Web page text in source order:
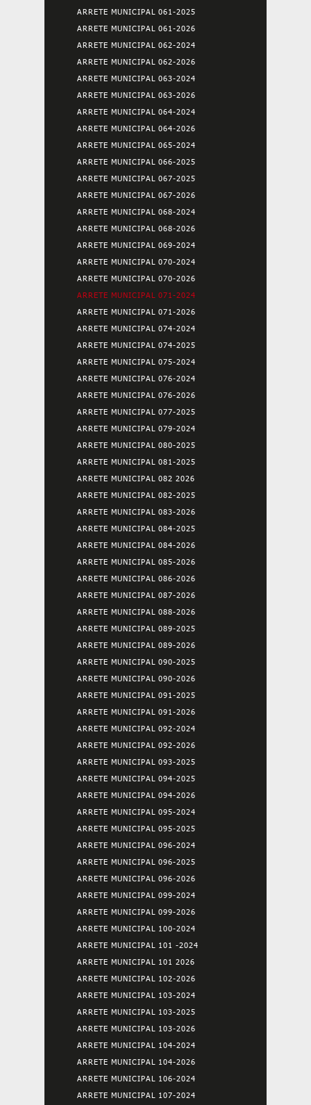
ARRETE MUNICIPAL 061-2025
ARRETE MUNICIPAL 061-2026
ARRETE MUNICIPAL 062-2024
ARRETE MUNICIPAL 062-2026
ARRETE MUNICIPAL 063-2024
ARRETE MUNICIPAL 063-2026
ARRETE MUNICIPAL 064-2024
ARRETE MUNICIPAL 064-2026
ARRETE MUNICIPAL 065-2024
ARRETE MUNICIPAL 066-2025
ARRETE MUNICIPAL 067-2025
ARRETE MUNICIPAL 067-2026
ARRETE MUNICIPAL 068-2024
ARRETE MUNICIPAL 068-2026
ARRETE MUNICIPAL 069-2024
ARRETE MUNICIPAL 070-2024
ARRETE MUNICIPAL 070-2026
ARRETE MUNICIPAL 071-2024
ARRETE MUNICIPAL 071-2026
ARRETE MUNICIPAL 074-2024
ARRETE MUNICIPAL 074-2025
ARRETE MUNICIPAL 075-2024
ARRETE MUNICIPAL 076-2024
ARRETE MUNICIPAL 076-2026
ARRETE MUNICIPAL 077-2025
ARRETE MUNICIPAL 079-2024
ARRETE MUNICIPAL 080-2025
ARRETE MUNICIPAL 081-2025
ARRETE MUNICIPAL 082 2026
ARRETE MUNICIPAL 082-2025
ARRETE MUNICIPAL 083-2026
ARRETE MUNICIPAL 084-2025
ARRETE MUNICIPAL 084-2026
ARRETE MUNICIPAL 085-2026
ARRETE MUNICIPAL 086-2026
ARRETE MUNICIPAL 087-2026
ARRETE MUNICIPAL 088-2026
ARRETE MUNICIPAL 089-2025
ARRETE MUNICIPAL 089-2026
ARRETE MUNICIPAL 090-2025
ARRETE MUNICIPAL 090-2026
ARRETE MUNICIPAL 091-2025
ARRETE MUNICIPAL 091-2026
ARRETE MUNICIPAL 092-2024
ARRETE MUNICIPAL 092-2026
ARRETE MUNICIPAL 093-2025
ARRETE MUNICIPAL 094-2025
ARRETE MUNICIPAL 094-2026
ARRETE MUNICIPAL 095-2024
ARRETE MUNICIPAL 095-2025
ARRETE MUNICIPAL 096-2024
ARRETE MUNICIPAL 096-2025
ARRETE MUNICIPAL 096-2026
ARRETE MUNICIPAL 099-2024
ARRETE MUNICIPAL 099-2026
ARRETE MUNICIPAL 100-2024
ARRETE MUNICIPAL 101 -2024
ARRETE MUNICIPAL 101 2026
ARRETE MUNICIPAL 102-2026
ARRETE MUNICIPAL 103-2024
ARRETE MUNICIPAL 103-2025
ARRETE MUNICIPAL 103-2026
ARRETE MUNICIPAL 104-2024
ARRETE MUNICIPAL 104-2026
ARRETE MUNICIPAL 106-2024
ARRETE MUNICIPAL 107-2024